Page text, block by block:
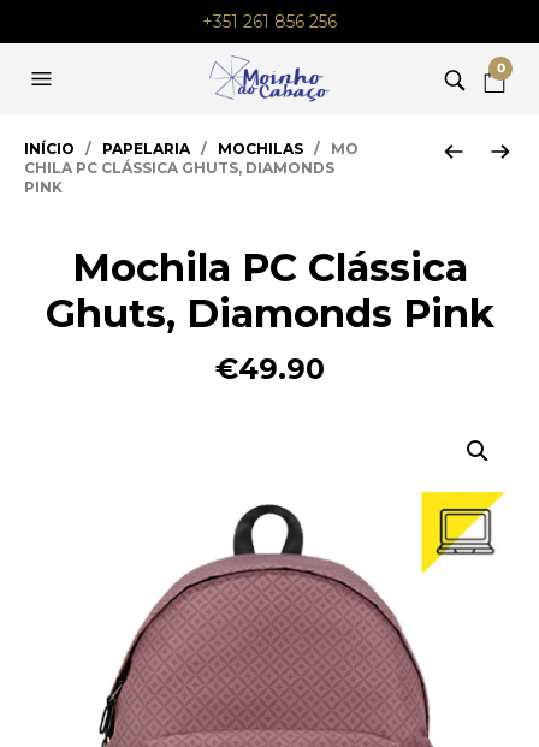
+351 261 856 256
0
INÍCIO / PAPELARIA/ MOCHILAS / MO
CHILA PC CLÁSSICA GHUTS, DIAMONDS
PINK
Mochila PC Clássica
Ghuts, Diamonds Pink
€49.90